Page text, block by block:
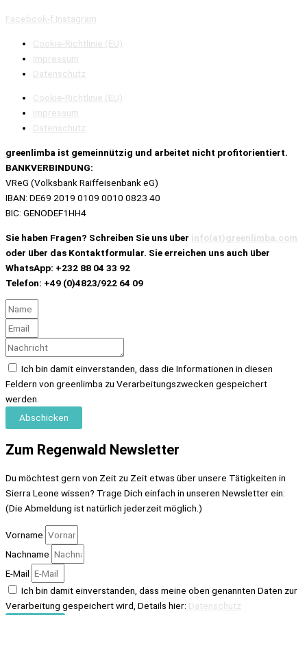
Facebook-f Instagram
Cookie-Richtlinie (EU)
Impressum
Datenschutz
Cookie-Richtlinie (EU)
Impressum
Datenschutz
greenlimba ist gemeinnützig und arbeitet nicht profitorientiert.
BANKVERBINDUNG:
VReG (Volksbank Raiffeisenbank eG)
IBAN: DE69 2019 0109 0010 0823 40
BIC: GENODEF1HH4
Sie haben Fragen? Schreiben Sie uns über info(at)greenlimba.com
oder über das Kontaktformular. Sie erreichen uns auch über
WhatsApp: +232 88 04 33 92
Telefon: +49 (0)4823/922 64 09
Ich bin damit einverstanden, dass die Informationen in diesen
Feldern von greenlimba zu Verarbeitungszwecken gespeichert
werden.
Abschicken
Zum Regenwald Newsletter
Du möchtest gern von Zeit zu Zeit etwas über unsere Tätigkeiten in
Sierra Leone wissen? Trage Dich einfach in unseren Newsletter ein:
(Die Abmeldung ist natürlich jederzeit möglich.)
Vorname
Nachname
E-Mail
Ich bin damit einverstanden, dass meine oben genannten Daten zur
Verarbeitung gespeichert wird, Details hier: Datenschutz